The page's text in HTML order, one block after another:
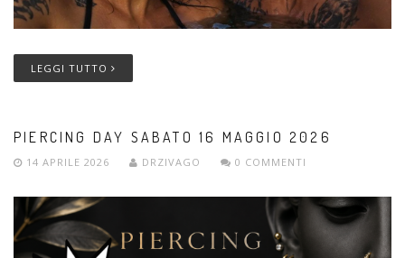
LEGGI TUTTO
PIERCING DAY SABATO 16 MAGGIO 2026
14 APRILE 2026 DRZIVAGO 0 COMMENTI